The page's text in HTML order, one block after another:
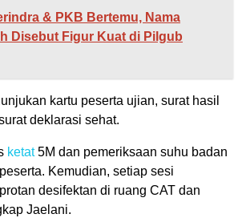
& PKB Bertemu, Nama
Disebut Figur Kuat di Pilgub
kartu peserta ujian, surat hasil
deklarasi sehat.
ketat5M dan pemeriksaan suhu badan
Kemudian, setiap sesi
desifektan di ruang CAT dan
Jaelani.